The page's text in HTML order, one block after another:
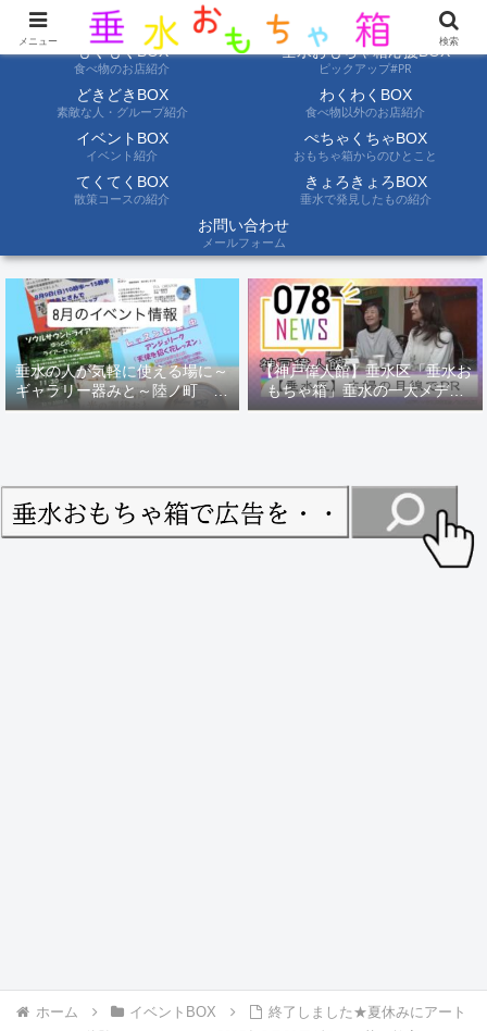
ようこそ垂水おもちゃ箱へ。垂水の情報を自分たちの目でみて聞いて伝えます
もぐもぐBOX
食べ物のお店紹介
垂水おもちゃ箱応援BOX
ピックアップ#PR
どきどきBOX
素敵な人・グループ紹介
わくわくBOX
食べ物以外のお店紹介
イベントBOX
イベント紹介
ぺちゃくちゃBOX
おもちゃ箱からのひとこと
てくてくBOX
散策コースの紹介
きょろきょろBOX
垂水で発見したもの紹介
お問い合わせ
メールフォーム
垂水の人が気軽に使える場に～
ギャラリー器みと～陸ノ町 ８
月のイベント情報
【神戸偉人館】垂水区「垂水お
もちゃ箱」垂水の一大メディ
ア！？｜神戸の魅力を凸インタ
ホーム イベントBOX
終了しました★夏休みにアート
メニュー 検索